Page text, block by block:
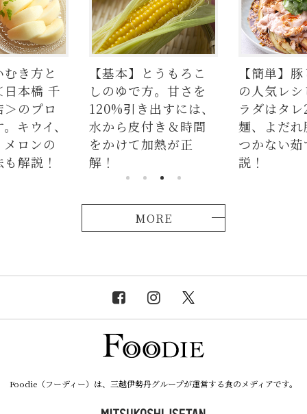
き方と
本橋 千
のプロ
キウイ、
ロンの
解説！
【基本】とうもろこ
しのゆで方。甘さを
120%引き出すには、
水から皮付き＆時間
をかけて加熱が正
解！
【簡単】
の人気レ
ラダはタ
麺、よだ
つかない
説！
MORE
Foodie（フーディー）は、三越伊勢丹グループが運営する食のメディアです。